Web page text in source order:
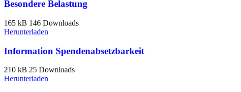
Besondere Belastung
165 kB 146 Downloads
Herunterladen
Information Spendenabsetzbarkeit
210 kB 25 Downloads
Herunterladen